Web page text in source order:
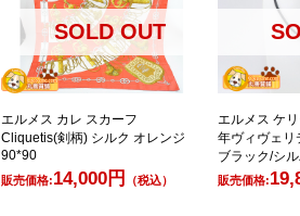
エルメス カレ スカーフ
Cliquetis(剣柄) シルク オレンジ
90*90
販売価格:14,000円 （税込）
SOLD OUT
エルメス ケ
年ヴィヴェリ
ブラック/シ
販売価格: